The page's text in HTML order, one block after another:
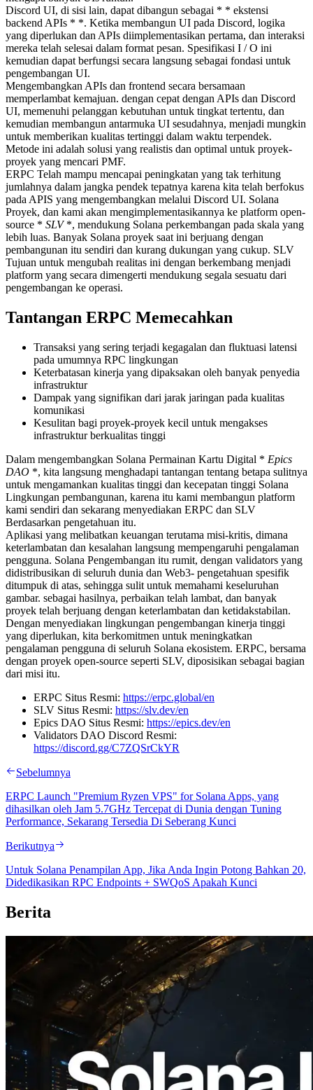
Discord UI, di sisi lain, dapat dibangun sebagai * * ekstensi
backend APIs * *. Ketika membangun UI pada Discord, logika
yang diperlukan dan APIs diimplementasikan pertama, dan interaksi
mereka telah selesai dalam format pesan. Spesifikasi I / O ini
kemudian dapat berfungsi secara langsung sebagai fondasi untuk
pengembangan UI.
Mengembangkan APIs dan frontend secara bersamaan
memperlambat kemajuan. dengan cepat dengan APIs dan Discord
UI, memenuhi pelanggan kebutuhan untuk tingkat tertentu, dan
kemudian membangun antarmuka UI sesudahnya, menjadi mungkin
untuk memberikan kualitas tertinggi dalam waktu terpendek.
Metode ini adalah solusi yang realistis dan optimal untuk proyek-
proyek yang mencari PMF.
ERPC Telah mampu mencapai peningkatan yang tak terhitung
jumlahnya dalam jangka pendek tepatnya karena kita telah berfokus
pada APIS yang mengembangkan melalui Discord UI. Solana
Proyek, dan kami akan mengimplementasikannya ke platform open-
source * SLV*, mendukung Solana perkembangan pada skala yang
lebih luas. Banyak Solana proyek saat ini berjuang dengan
pembangunan itu sendiri dan kurang dukungan yang cukup. SLV
Tujuan untuk mengubah realitas ini dengan berkembang menjadi
platform yang secara dimengerti mendukung segala sesuatu dari
pengembangan ke operasi.
Tantangan ERPC Memecahkan
Transaksi yang sering terjadi kegagalan dan fluktuasi latensi
pada umumnya RPC lingkungan
Keterbatasan kinerja yang dipaksakan oleh banyak penyedia
infrastruktur
Dampak yang signifikan dari jarak jaringan pada kualitas
komunikasi
Kesulitan bagi proyek-proyek kecil untuk mengakses
infrastruktur berkualitas tinggi
Dalam mengembangkan Solana Permainan Kartu Digital * Epics
DAO *, kita langsung menghadapi tantangan tentang betapa sulitnya
untuk mengamankan kualitas tinggi dan kecepatan tinggi Solana
Lingkungan pembangunan, karena itu kami membangun platform
kami sendiri dan sekarang menyediakan ERPC dan SLV
Berdasarkan pengetahuan itu.
Aplikasi yang melibatkan keuangan terutama misi-kritis, dimana
keterlambatan dan kesalahan langsung mempengaruhi pengalaman
pengguna. Solana Pengembangan itu rumit, dengan validators yang
didistribusikan di seluruh dunia dan Web3- pengetahuan spesifik
ditumpuk di atas, sehingga sulit untuk memahami keseluruhan
gambar. sebagai hasilnya, perbaikan telah lambat, dan banyak
proyek telah berjuang dengan keterlambatan dan ketidakstabilan.
Dengan menyediakan lingkungan pengembangan kinerja tinggi
yang diperlukan, kita berkomitmen untuk meningkatkan
pengalaman pengguna di seluruh Solana ekosistem. ERPC, bersama
dengan proyek open-source seperti SLV, diposisikan sebagai bagian
dari misi itu.
ERPC Situs Resmi: https://erpc.global/en
SLV Situs Resmi: https://slv.dev/en
Epics DAO Situs Resmi: https://epics.dev/en
Validators DAO Discord Resmi:
https://discord.gg/C7ZQSrCkYR
Sebelumnya
ERPC Launch "Premium Ryzen VPS" for Solana Apps, yang
dihasilkan oleh Jam 5.7GHz Tercepat di Dunia dengan Tuning
Performance, Sekarang Tersedia Di Seberang Kunci
Berikutnya
Untuk Solana Penampilan App, Jika Anda Ingin Potong Bahkan 20,
Didedikasikan RPC Endpoints + SWQoS Apakah Kunci
Berita